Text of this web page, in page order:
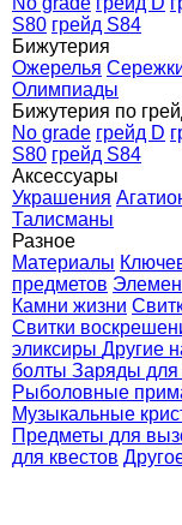
S80 грейд S84
Бижутерия
Ожерелья
Олимпиады
Бижутерия по
No grade грейд D
S80 грейд S84
Аксессуары
Украшения
Талисманы
Разное
Материалы
предметов
Камни жизни
Свитки
эликсиры Другие
болты Заряды для
Рыболовные
Музыкальные
Предметы для
для квестов